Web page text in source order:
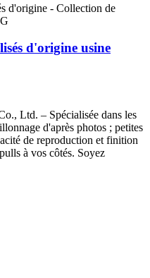
d'origine usine
Ltd. – Spécialisée dans les
d'après photos ; petites
de reproduction et finition
à vos côtés. Soyez